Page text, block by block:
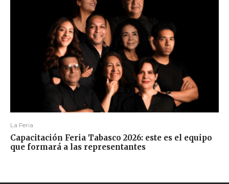
La Feria
Capacitación Feria Tabasco 2026: este es el equipo
que formará a las representantes